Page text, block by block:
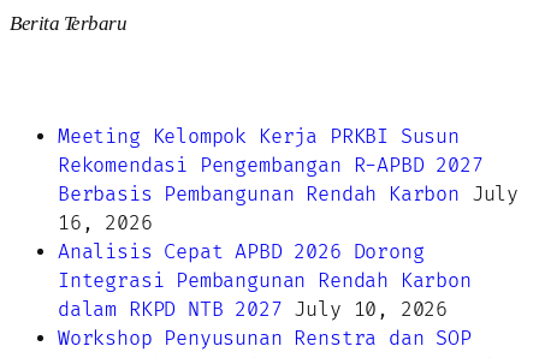
Berita Terbaru
Meeting Kelompok Kerja PRKBI Susun
Rekomendasi Pengembangan R-APBD 2027
Berbasis Pembangunan Rendah Karbon July
16, 2026
Analisis Cepat APBD 2026 Dorong
Integrasi Pembangunan Rendah Karbon
dalam RKPD NTB 2027 July 10, 2026
Workshop Penyusunan Renstra dan SOP